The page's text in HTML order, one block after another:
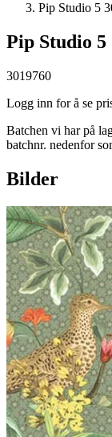
Pip Studio 5
Pip Studio 5
3019760
Logg inn for å se
Batchen vi har på
batchnr. nedenfor
Bilder